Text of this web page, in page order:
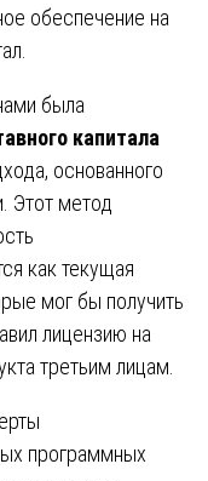
обеспечение на
была
капитала
основанного
Этот метод
как текущая
мог бы получить
лицензию на
третьим лицам.
программных